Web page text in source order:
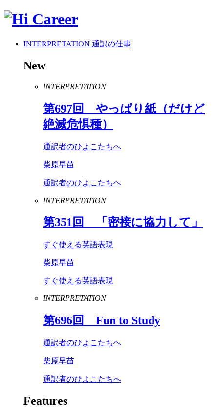
INTERPRETATION 通訳の仕事
New
INTERPRETATION
第697回 やっぱり紙（だけど
絶滅危惧種）
通訳者のひよこたちへ
柴原早苗
通訳者のひよこたちへ
INTERPRETATION
第351回 「密接に協力して」
すぐ使える英語表現
柴原早苗
すぐ使える英語表現
INTERPRETATION
第696回 Fun to Study
通訳者のひよこたちへ
柴原早苗
通訳者のひよこたちへ
Features